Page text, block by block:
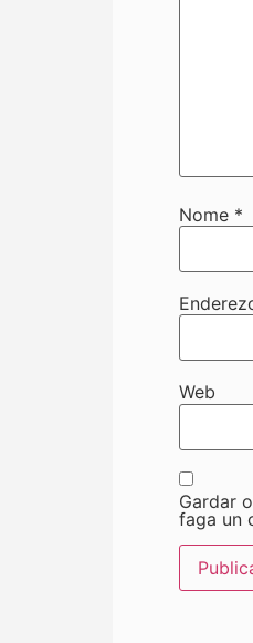
Nome *
Web
Gardar
faga un